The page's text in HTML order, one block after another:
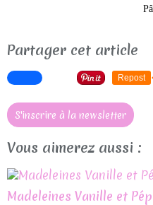
Partager cet article
Repost
S'inscrire à la newsletter
Vous aimerez aussi :
Madeleines Vanille et